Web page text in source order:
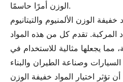
الوزن أمرًا حاسمًا.
الوزن الألمنيوم والتيتانيوم
المركبة. تقدم كل من هذه المواد
يجعلها مثالية للاستخدام في
تؤثر اختيار المواد خفيفة الوزن